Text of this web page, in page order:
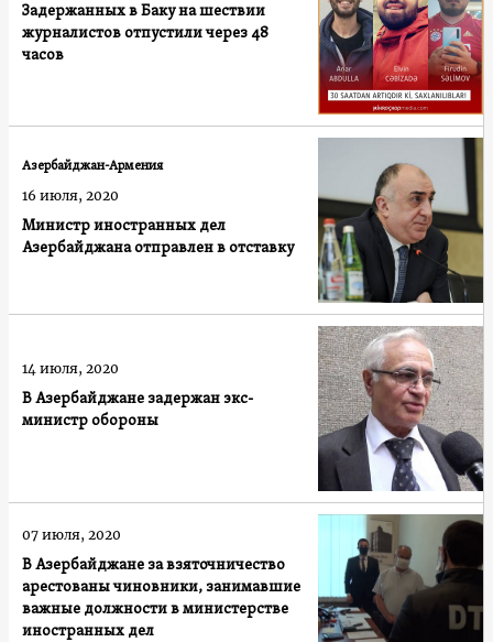
Задержанных в Баку на шествии
журналистов отпустили через 48
часов
Министр иностранных дел
Азербайджана отправлен в отставку
Азербайджан-Армения
16 июля, 2020
В Азербайджане задержан экс-
министр обороны
14 июля, 2020
В Азербайджане за взяточничество
арестованы чиновники, занимавшие
важные должности в министерстве
иностранных дел
07 июля, 2020